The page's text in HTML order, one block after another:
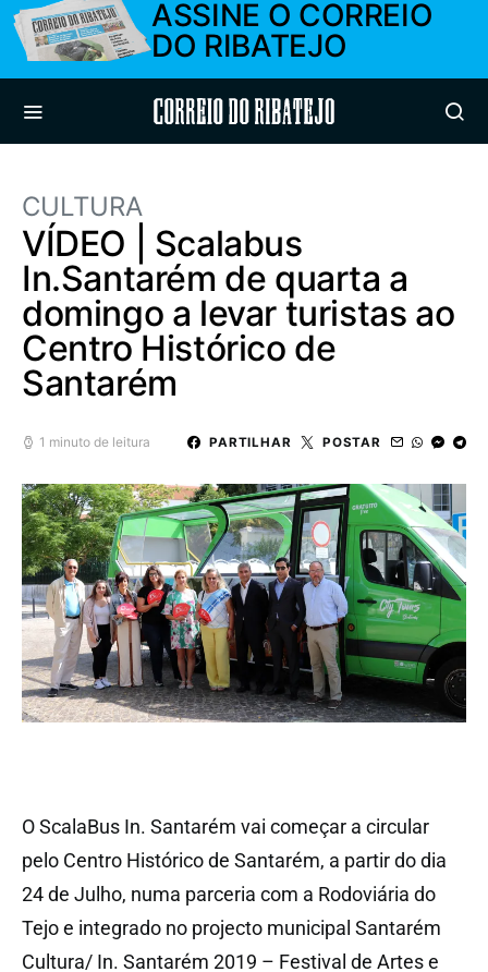
ASSINE O CORREIO
DO RIBATEJO
Correio do Ribatejo
CULTURA
VÍDEO | Scalabus
In.Santarém de quarta a
domingo a levar turistas ao
Centro Histórico de
Santarém
1 minuto de leitura PARTILHAR POSTAR
O ScalaBus In. Santarém vai começar a circular
pelo Centro Histórico de Santarém, a partir do dia
24 de Julho, numa parceria com a Rodoviária do
Tejo e integrado no projecto municipal Santarém
Cultura/ In. Santarém 2019 – Festival de Artes e